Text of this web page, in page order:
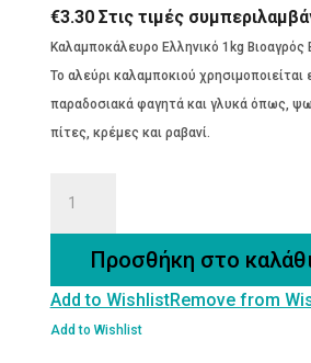
€3.30 Στις τιμές
Καλαμποκάλευρο Ελληνικό 1kg Βιοαγρός
Το αλεύρι καλαμποκιού
παραδοσιακά φαγητά και γλυκά όπως,
πίτες, κρέμες και ραβανί.
Προσθήκη στο
Add to WishlistRemove from
Add to Wishlist